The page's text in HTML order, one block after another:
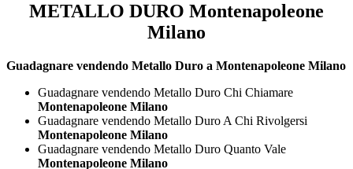
METALLO DURO Montenapoleone
Milano
Guadagnare vendendo Metallo Duro a Montenapoleone Milano
Guadagnare vendendo Metallo Duro Chi Chiamare
Montenapoleone Milano
Guadagnare vendendo Metallo Duro A Chi Rivolgersi
Montenapoleone Milano
Guadagnare vendendo Metallo Duro Quanto Vale
Montenapoleone Milano